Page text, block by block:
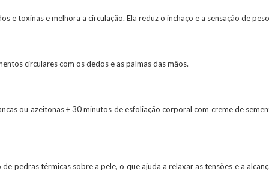
e toxinas e melhora a circulação. Ela reduz o inchaço e a sensação de
circulares com os dedos e as palmas das mãos.
ou azeitonas + 30 minutos de esfoliação corporal com creme de
pedras térmicas sobre a pele, o que ajuda a relaxar as tensões e a